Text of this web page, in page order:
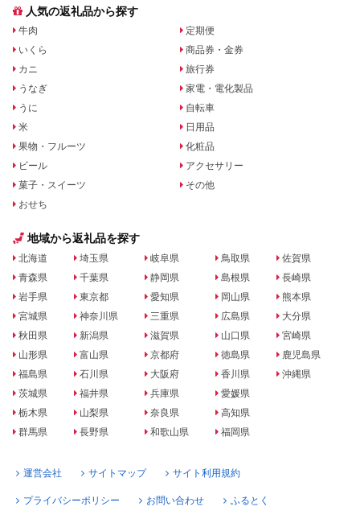
人気の返礼品から探す
牛肉
いくら
カニ
うなぎ
うに
米
果物・フルーツ
ビール
菓子・スイーツ
おせち
定期便
商品券・金券
旅行券
家電・電化製品
自転車
日用品
化粧品
アクセサリー
その他
地域から返礼品を探す
北海道
青森県
岩手県
宮城県
秋田県
山形県
福島県
茨城県
栃木県
群馬県
埼玉県
千葉県
東京都
神奈川県
新潟県
富山県
石川県
福井県
山梨県
長野県
岐阜県
静岡県
愛知県
三重県
滋賀県
京都府
大阪府
兵庫県
奈良県
和歌山県
鳥取県
島根県
岡山県
広島県
山口県
徳島県
香川県
愛媛県
高知県
福岡県
佐賀県
長崎県
熊本県
大分県
宮崎県
鹿児島県
沖縄県
運営会社 サイトマップ サイト利用規約
プライバシーポリシー お問い合わせ ふるとく